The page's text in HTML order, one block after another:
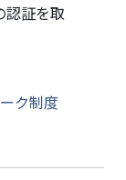
認証を取
ク制度